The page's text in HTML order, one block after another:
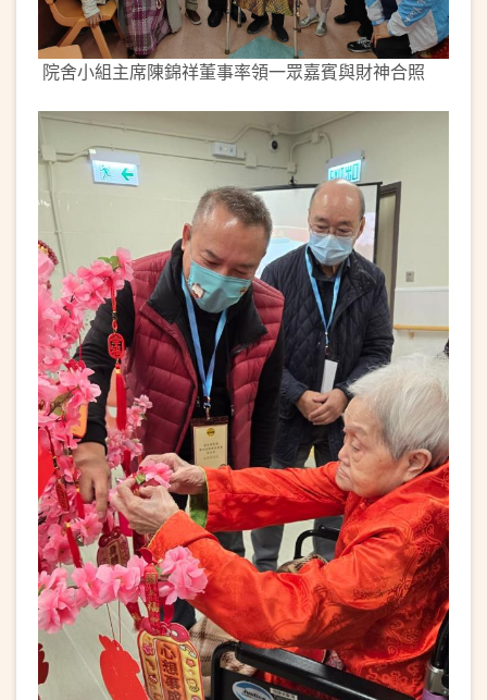
院舍小組主席陳錦祥董事率領一眾嘉賓與財神合照